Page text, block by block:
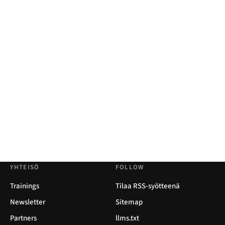
YHTEISÖ
Trainings
Newsletter
Partners
FOLLOW
Tilaa RSS-syötteenä
Sitemap
llms.txt